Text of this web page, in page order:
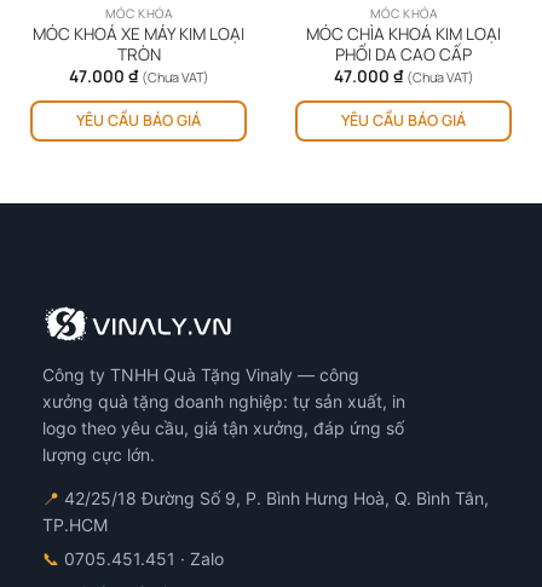
MÓC KHÓA
MÓC KHOÁ XE MÁY KIM LOẠI
TRÒN
47.000 ₫ (Chưa VAT)
YÊU CẦU BÁO GIÁ
MÓC KHÓA
MÓC CHÌA KHOÁ KIM LOẠI
PHỐI DA CAO CẤP
47.000 ₫ (Chưa VAT)
YÊU CẦU BÁO GIÁ
Công ty TNHH Quà Tặng Vinaly — công
xưởng quà tặng doanh nghiệp: tự sản xuất, in
logo theo yêu cầu, giá tận xưởng, đáp ứng số
lượng cực lớn.
📍 42/25/18 Đường Số 9, P. Bình Hưng Hoà, Q. Bình Tân,
TP.HCM
📞 0705.451.451 · Zalo